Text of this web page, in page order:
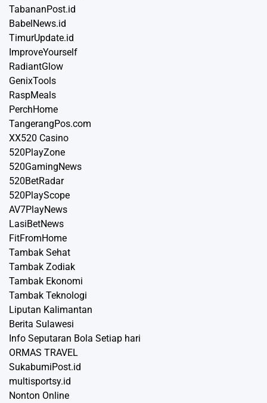
TabananPost.id
BabelNews.id
TimurUpdate.id
ImproveYourself
RadiantGlow
GenixTools
RaspMeals
PerchHome
TangerangPos.com
XX520 Casino
520PlayZone
520GamingNews
520BetRadar
520PlayScope
AV7PlayNews
LasiBetNews
FitFromHome
Tambak Sehat
Tambak Zodiak
Tambak Ekonomi
Tambak Teknologi
Liputan Kalimantan
Berita Sulawesi
Info Seputaran Bola Setiap hari
ORMAS TRAVEL
SukabumiPost.id
multisportsy.id
Nonton Online